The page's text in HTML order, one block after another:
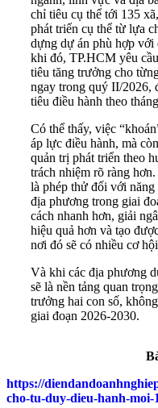
chỉ tiêu cụ thể tới 135
phát triển cụ thể từ lựa
dựng dự án phù hợp
khi đó, TP.HCM yêu
tiêu tăng trưởng cho
ngay trong quý II/2026,
tiêu điều hành theo
Có thể thấy, việc
áp lực điều hành, mà
quản trị phát triển theo
trách nhiệm rõ ràng
là phép thử đối với
địa phương trong giai
cách nhanh hơn, giải
hiệu quả hơn và tạo
nơi đó sẽ có nhiều cơ
Và khi các địa phương
sẽ là nền tảng quan
trưởng hai con số,
giai đoạn 2026-2030.
https://
cho-tu-duy-dieu-hanh-moi-